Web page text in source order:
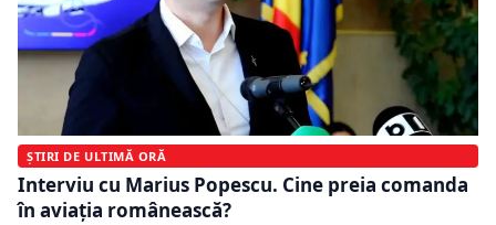
ȘTIRI DE ULTIMĂ ORĂ
Interviu cu Marius Popescu. Cine preia comanda
în aviația românească?